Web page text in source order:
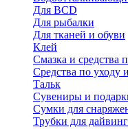
Для BCD
Для рыбалки
Для тканей и обуви
Клей
Смазка и средства
Средства по уходу
Тальк
Сувениры и
Сумки для
Трубки для